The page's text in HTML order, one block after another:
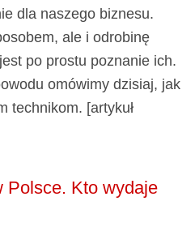
dla naszego biznesu.
ale i odrobinę
po prostu poznanie ich.
omówimy dzisiaj, jak
technikom. [artykuł
Polsce. Kto wydaje